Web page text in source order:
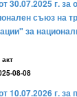
г. за
съюз на
за
08-08
г. за